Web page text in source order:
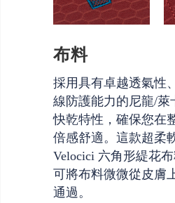
布料
採用具有卓越透氣性
線防護能力的尼龍/萊
快乾特性，確保您在
倍感舒適。這款超柔
Velocici 六角形緹花
可將布料微微從皮膚
通過。